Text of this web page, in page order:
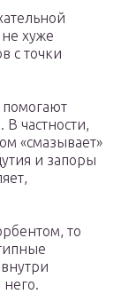
хуже
с точки
помогают
частности,
«смазывает»
и запоры
то